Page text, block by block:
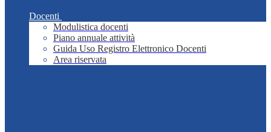
Docenti
Modulistica docenti
Piano annuale attività
Guida Uso Registro Elettronico Docenti
Area riservata